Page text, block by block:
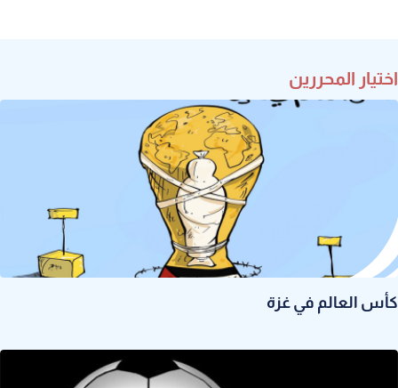
اختيار المحررين
كأس العالم في غزة